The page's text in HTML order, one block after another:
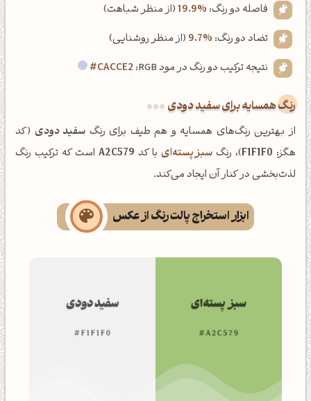
فاصله دو رنگ: 19.9%(از منظر شباهت)
تضاد دو رنگ: 9.7% (از منظر روشنایی)
نتیجه ترکیب دو رنگ در مود RGB:
#CACCE2
رنگ همسایه برای سفید دودی
از بهترین رنگ‌های همسایه و هم طیف برای رنگ سفید دودی (کد
هگز: F1F1F0)، رنگ سبز پسته‌ای با کد A2C579 است که ترکیب رنگ
لذت‌بخشی در کنار آن ایجاد می‌کند.
ابزار استخراج پالت رنگ از عکس